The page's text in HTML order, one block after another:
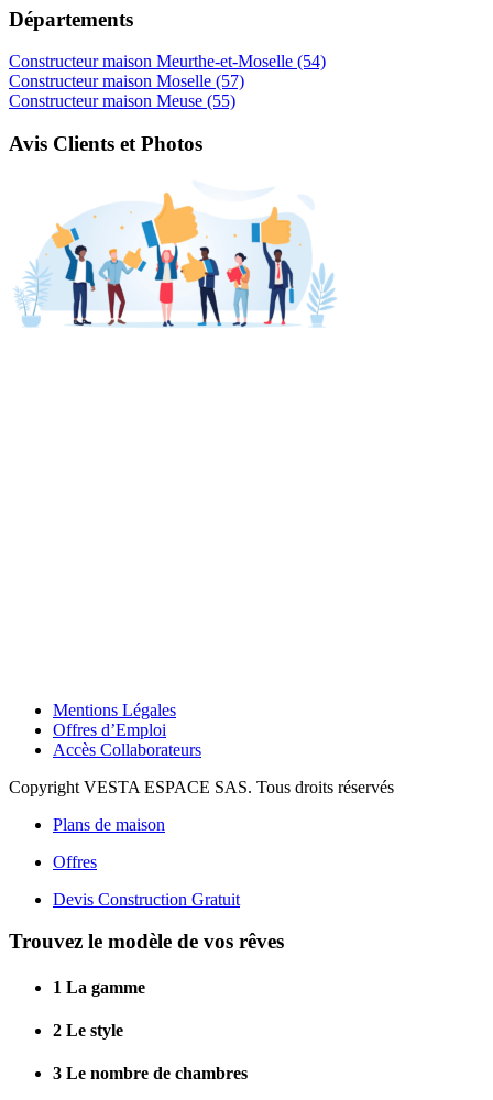
Départements
Constructeur maison Meurthe-et-Moselle (54)
Constructeur maison Moselle (57)
Constructeur maison Meuse (55)
Avis Clients et Photos
Mentions Légales
Offres d’Emploi
Accès Collaborateurs
Copyright VESTA ESPACE SAS. Tous droits réservés
Plans de maison
Offres
Devis Construction Gratuit
Trouvez le modèle de vos rêves
1 La gamme
2 Le style
3 Le nombre de chambres